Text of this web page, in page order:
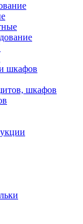
шкафов
шкафов